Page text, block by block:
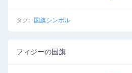
タグ: 国旗シンボル
フィジーの国旗